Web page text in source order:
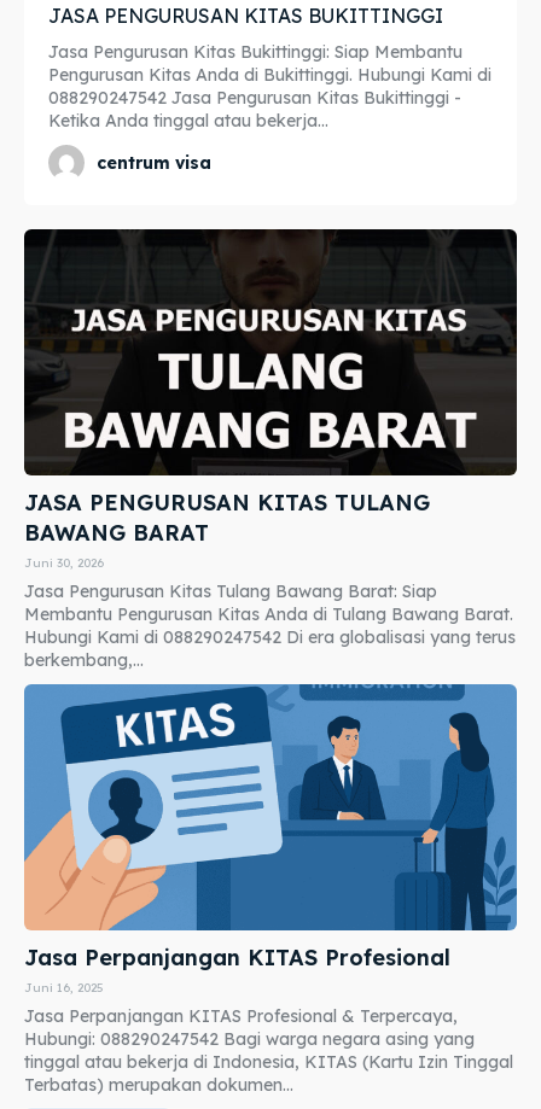
JASA PENGURUSAN KITAS BUKITTINGGI
Jasa Pengurusan Kitas Bukittinggi: Siap Membantu
Pengurusan Kitas Anda di Bukittinggi. Hubungi Kami di
088290247542 Jasa Pengurusan Kitas Bukittinggi -
Ketika Anda tinggal atau bekerja...
centrum visa
JASA PENGURUSAN KITAS TULANG
BAWANG BARAT
Juni 30, 2026
Jasa Pengurusan Kitas Tulang Bawang Barat: Siap
Membantu Pengurusan Kitas Anda di Tulang Bawang Barat.
Hubungi Kami di 088290247542 Di era globalisasi yang terus
berkembang,...
Jasa Perpanjangan KITAS Profesional
Juni 16, 2025
Jasa Perpanjangan KITAS Profesional & Terpercaya,
Hubungi: 088290247542 Bagi warga negara asing yang
tinggal atau bekerja di Indonesia, KITAS (Kartu Izin Tinggal
Terbatas) merupakan dokumen...